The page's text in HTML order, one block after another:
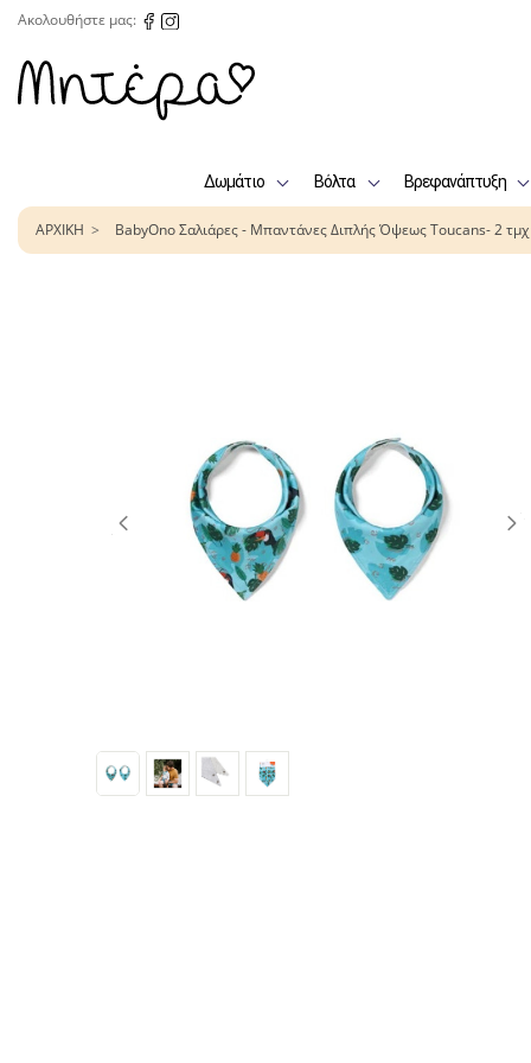
Ακολουθήστε μας:
Δωμάτιο Βόλτα Βρεφανάπτυξη
ΑΡΧΙΚΗ BabyOno Σαλιάρες - Μπαντάνες Διπλής Όψεως Toucans- 2 τμχ